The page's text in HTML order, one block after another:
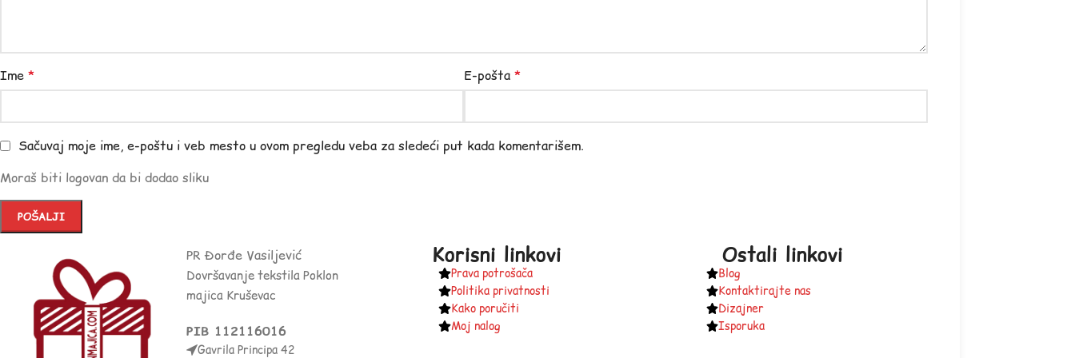
Ime * E-pošta *
Sačuvaj moje ime, e-poštu i veb mesto u ovom pregledu veba za sledeći put kada komentarišem.
Moraš biti logovan da bi dodao sliku
PR Đorđe Vasiljević
Dovršavanje tekstila Poklon
majica Kruševac
PIB 112116016
Gavrila Principa 42
Korisni linkovi
Prava potrošača
Politika privatnosti
Kako poručiti
Moj nalog
Ostali linkovi
Blog
Kontaktirajte nas
Dizajner
Isporuka